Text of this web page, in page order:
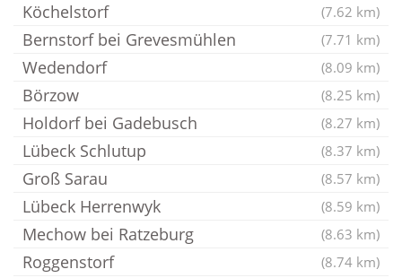
Köchelstorf (7.62 km)
Bernstorf bei Grevesmühlen (7.71 km)
Wedendorf (8.09 km)
Börzow (8.25 km)
Holdorf bei Gadebusch (8.27 km)
Lübeck Schlutup (8.37 km)
Groß Sarau (8.57 km)
Lübeck Herrenwyk (8.59 km)
Mechow bei Ratzeburg (8.63 km)
Roggenstorf (8.74 km)